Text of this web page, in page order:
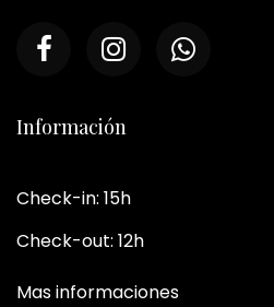
Información
Check-in: 15h
Check-out: 12h
Mas informaciones